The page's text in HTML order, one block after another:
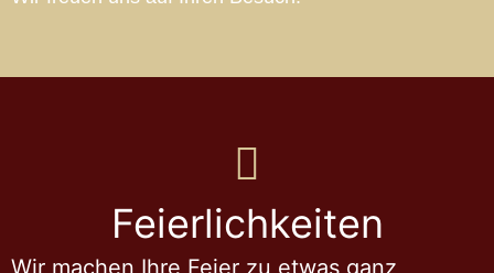
Feierlichkeiten
Wir machen Ihre Feier zu etwas ganz